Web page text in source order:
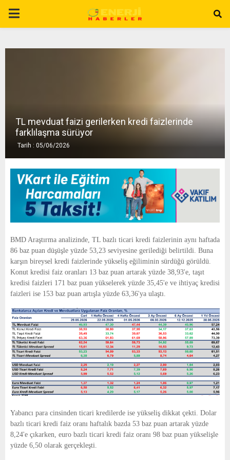
P
E
N
U
TL mevduat faizi gerilerken kredi faizlerinde
farklılaşma sürüyor
Tarih : 05/06/2026
BMD Araştırma analizinde, TL bazlı ticari kredi faizlerinin aynı haftada
86 baz puan düşüşle yüzde 53,23 seviyesine gerilediği belirtildi. Buna
karşın bireysel kredi faizlerinde yükseliş eğiliminin sürdüğü görüldü.
Konut kredisi faiz oranları 13 baz puan artarak yüzde 38,93'e, taşıt
kredisi faizleri 171 baz puan yükselerek yüzde 35,45'e ve ihtiyaç kredisi
faizleri ise 153 baz puan artışla yüzde 63,36'ya ulaştı.
Yabancı para cinsinden ticari kredilerde ise yükseliş dikkat çekti. Dolar
bazlı ticari kredi faiz oranı haftalık bazda 53 baz puan artarak yüzde
8,24'e çıkarken, euro bazlı ticari kredi faiz oranı 98 baz puan yükselişle
yüzde 6,50 olarak gerçekleşti.